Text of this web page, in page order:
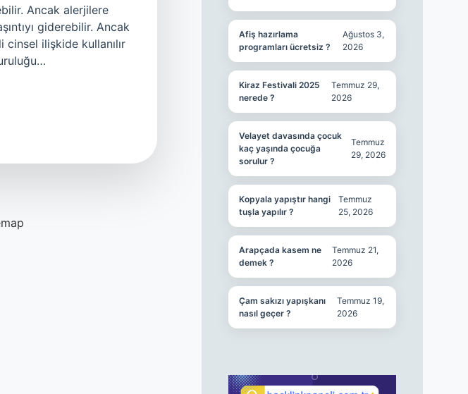
Ancak alerjilere
giderebilir. Ancak
ilişkide kullanılır
Afiş hazırlama
programları ücretsiz ?
Ağustos 3,
2026
Kiraz Festivali 2025
nerede ?
Temmuz 29,
2026
Velayet davasında çocuk
kaç yaşında çocuğa
sorulur ?
Temmuz
29, 2026
Kopyala yapıştır hangi
tuşla yapılır ?
Temmuz
25, 2026
Arapçada kasem ne
demek ?
Temmuz 21,
2026
Çam sakızı yapışkanı
nasıl geçer ?
Temmuz 19,
2026